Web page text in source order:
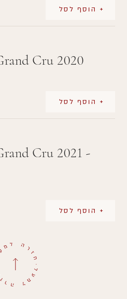
+ הוסף לסל
Cru 2020
+ הוסף לסל
Cru 2021 -
+ הוסף לסל